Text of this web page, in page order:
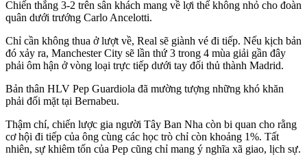
Chiến thắng 3-2 trên sân khách mang về lợi thế không nhỏ cho đoàn
quân dưới trướng Carlo Ancelotti.
Chỉ cần không thua ở lượt về, Real sẽ giành vé đi tiếp. Nếu kịch bản
đó xảy ra, Manchester City sẽ lần thứ 3 trong 4 mùa giải gần đây
phải ôm hận ở vòng loại trực tiếp dưới tay đối thủ thành Madrid.
Bản thân HLV Pep Guardiola đã mường tượng những khó khăn
phải đối mặt tại Bernabeu.
Thậm chí, chiến lược gia người Tây Ban Nha còn bi quan cho rằng
cơ hội đi tiếp của ông cùng các học trò chỉ còn khoảng 1%. Tất
nhiên, sự khiêm tốn của Pep cũng chỉ mang ý nghĩa xã giao, lịch sự.